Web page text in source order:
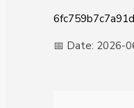
📅 Date: 2026-